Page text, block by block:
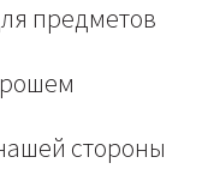
предметов
стороны